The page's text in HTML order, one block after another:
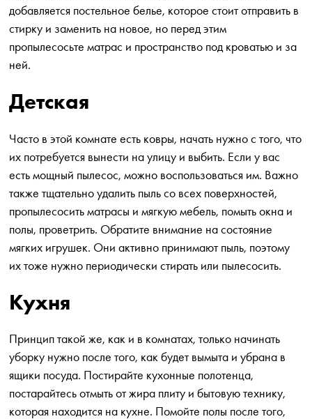
добавляется постельное белье, которое стоит отправить в
стирку и заменить на новое, но перед этим
пропылесосьте матрас и пространство под кроватью и за
ней.
Детская
Часто в этой комнате есть ковры, начать нужно с того, что
их потребуется вынести на улицу и выбить. Если у вас
есть мощный пылесос, можно воспользоваться им. Важно
также тщательно удалить пыль со всех поверхностей,
пропылесосить матрасы и мягкую мебель, помыть окна и
полы, проветрить. Обратите внимание на состояние
мягких игрушек. Они активно принимают пыль, поэтому
их тоже нужно периодически стирать или пылесосить.
Кухня
Принцип такой же, как и в комнатах, только начинать
уборку нужно после того, как будет вымыта и убрана в
ящики посуда. Постирайте кухонные полотенца,
постарайтесь отмыть от жира плиту и бытовую технику,
которая находится на кухне. Помойте полы после того,